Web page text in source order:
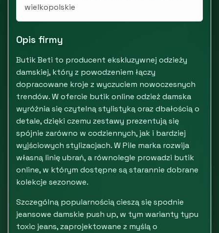
wielkopolskie
Opis firmy
Butik Beti to producent ekskluzywnej odzieży
damskiej, który z powodzeniem łączy
dopracowane kroje z wyczuciem nowoczesnych
trendów. W ofercie butik online odzież damska
wyróżnia się czytelną stylistyką oraz dbałością o
detale, dzięki czemu zestawy prezentują się
spójnie zarówno w codziennych, jak i bardziej
wyjściowych stylizacjach. W Pile marka rozwija
własną linię ubrań, a równolegle prowadzi butik
online, w którym dostępne są starannie dobrane
kolekcje sezonowe.
Szczególną popularnością cieszą się spodnie
jeansowe damskie push up, w tym warianty typu
toxic jeans, zaprojektowane z myślą o